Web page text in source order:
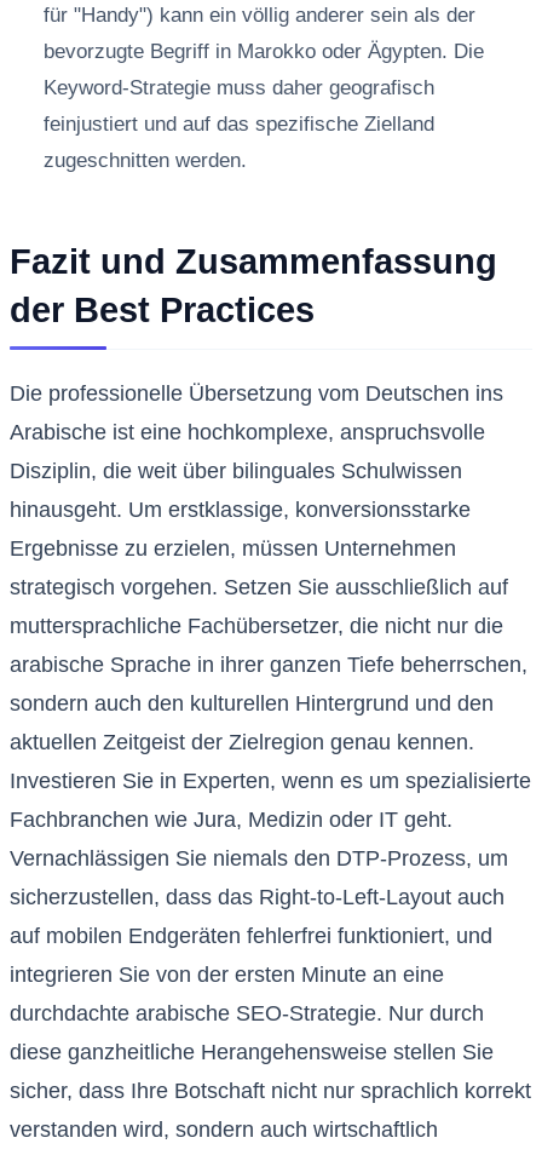
für "Handy") kann ein völlig anderer sein als der
bevorzugte Begriff in Marokko oder Ägypten. Die
Keyword-Strategie muss daher geografisch
feinjustiert und auf das spezifische Zielland
zugeschnitten werden.
Fazit und Zusammenfassung
der Best Practices
Die professionelle Übersetzung vom Deutschen ins
Arabische ist eine hochkomplexe, anspruchsvolle
Disziplin, die weit über bilinguales Schulwissen
hinausgeht. Um erstklassige, konversionsstarke
Ergebnisse zu erzielen, müssen Unternehmen
strategisch vorgehen. Setzen Sie ausschließlich auf
muttersprachliche Fachübersetzer, die nicht nur die
arabische Sprache in ihrer ganzen Tiefe beherrschen,
sondern auch den kulturellen Hintergrund und den
aktuellen Zeitgeist der Zielregion genau kennen.
Investieren Sie in Experten, wenn es um spezialisierte
Fachbranchen wie Jura, Medizin oder IT geht.
Vernachlässigen Sie niemals den DTP-Prozess, um
sicherzustellen, dass das Right-to-Left-Layout auch
auf mobilen Endgeräten fehlerfrei funktioniert, und
integrieren Sie von der ersten Minute an eine
durchdachte arabische SEO-Strategie. Nur durch
diese ganzheitliche Herangehensweise stellen Sie
sicher, dass Ihre Botschaft nicht nur sprachlich korrekt
verstanden wird, sondern auch wirtschaftlich